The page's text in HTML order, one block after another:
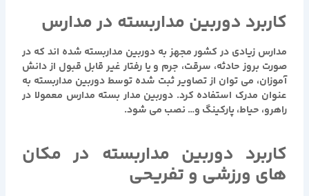
کاربرد دوربین مداربسته در مدارس
مدارس زیادی در کشور مجهز به دوربین مداربسته شده اند که در
صورت بروز حادثه، سرقت، جرم و یا رفتار غیر قابل قبول از دانش
آموزان، می توان از تصاویر ثبت شده توسط دوربین مداربسته به
عنوان مدرک استفاده کرد. دوربین مدار بسته مدارس معمولا در
راهرو، حیاط، پارکینگ و… نصب می شود.
کاربرد دوربین مداربسته در مکان
های ورزشی و تفریحی